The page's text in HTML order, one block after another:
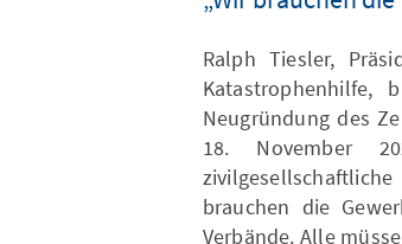
Ralph Tiesler,
Katastrophenhilfe,
Neugründung des
18. November
brauchen die
Verbände. Alle